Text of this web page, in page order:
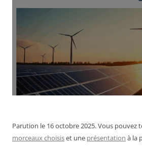
Parution le 16 octobre 2025. Vous pouvez
morceaux choisiset une présentation à la